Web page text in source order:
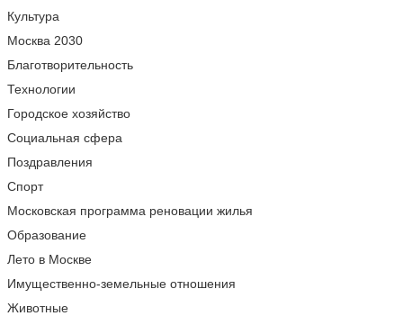
Культура
Москва 2030
Благотворительность
Технологии
Городское хозяйство
Социальная сфера
Поздравления
Спорт
Московская программа реновации жилья
Образование
Лето в Москве
Имущественно-земельные отношения
Животные